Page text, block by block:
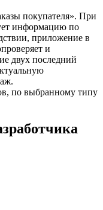
покупателя». При
информацию по
приложение в
и
двух последний
по выбранному типу